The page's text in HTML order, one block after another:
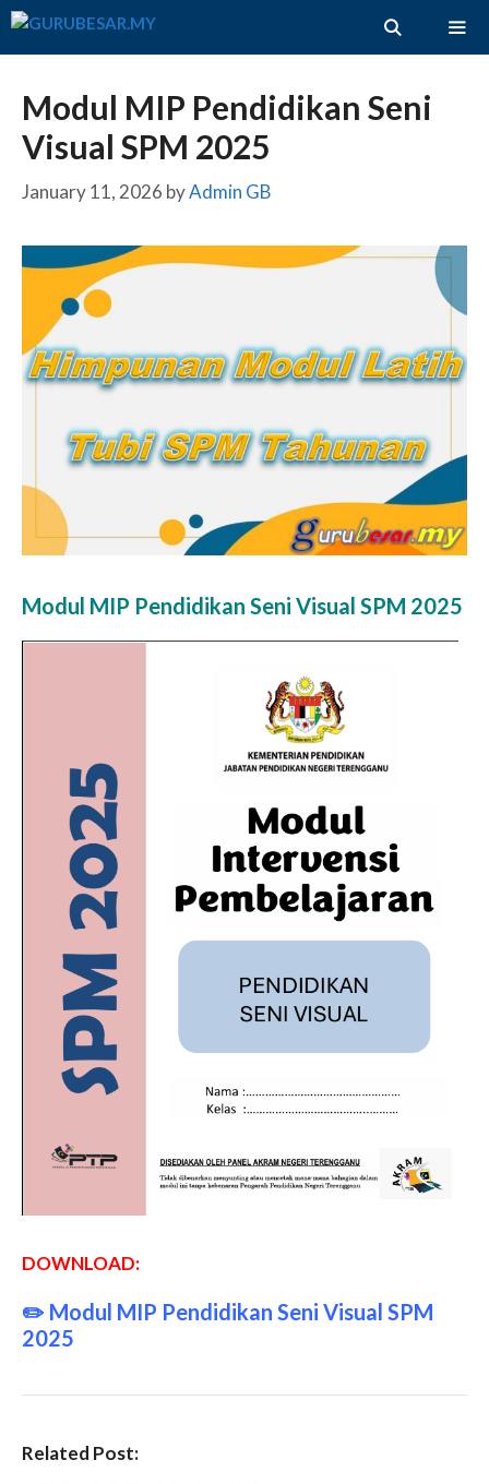
Skip
Modul MIP Pendidikan Seni
Visual SPM 2025
January 11, 2026 byAdmin GB
Modul MIP Pendidikan Seni Visual SPM 2025
DOWNLOAD:
✏️ Modul MIP Pendidikan Seni Visual SPM
2025
Related Post: